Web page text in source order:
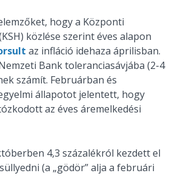
hogy a Központi
közlése szerint éves alapon
az infláció idehaza áprilisban.
Bank toleranciasávjába (2-4
számít. Februárban és
állapotot jelentett, hogy
az éves áremelkedési
4,3 százalékról kezdett el
(a „gödör” alja a februári